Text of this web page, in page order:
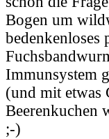
Bogen um
bedenkenloses
Immunsystem
(und mit etwas
Beerenkuchen
;-)